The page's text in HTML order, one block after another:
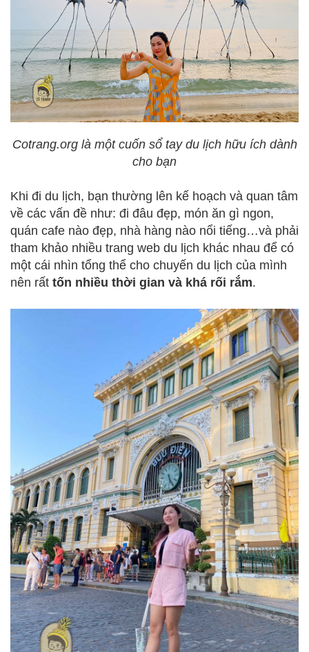
Cotrang.org là một cuốn sổ tay du lịch hữu ích dành
cho bạn
Khi đi du lịch, bạn thường lên kế hoạch và quan tâm
về các vấn đề như: đi đâu đẹp, món ăn gì ngon,
quán cafe nào đẹp, nhà hàng nào nổi tiếng…và phải
tham khảo nhiều trang web du lịch khác nhau để có
một cái nhìn tổng thể cho chuyến du lịch của mình
nên rất tốn nhiều thời gian và khá rối rắm.